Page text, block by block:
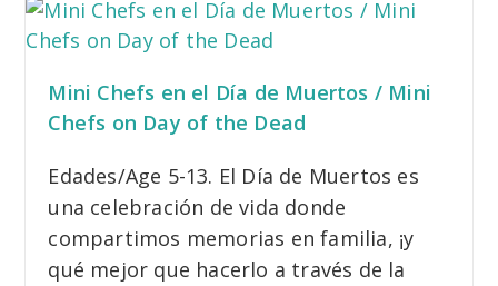
Mini Chefs en el Día de Muertos / Mini
Chefs on Day of the Dead
Edades/Age 5-13. El Día de Muertos es
una celebración de vida donde
compartimos memorias en familia, ¡y
qué mejor que hacerlo a través de la